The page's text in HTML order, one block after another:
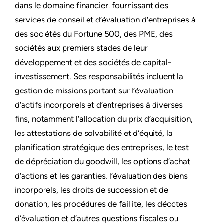
dans le domaine financier, fournissant des
services de conseil et d’évaluation d’entreprises à
des sociétés du Fortune 500, des PME, des
sociétés aux premiers stades de leur
développement et des sociétés de capital-
investissement. Ses responsabilités incluent la
gestion de missions portant sur l’évaluation
d’actifs incorporels et d’entreprises à diverses
fins, notamment l’allocation du prix d’acquisition,
les attestations de solvabilité et d’équité, la
planification stratégique des entreprises, le test
de dépréciation du goodwill, les options d’achat
d’actions et les garanties, l’évaluation des biens
incorporels, les droits de succession et de
donation, les procédures de faillite, les décotes
d’évaluation et d’autres questions fiscales ou